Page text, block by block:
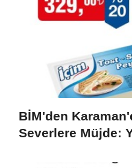
BİM'den
Severlere Müjde: